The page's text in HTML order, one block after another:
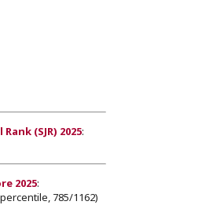
(SJR) 2025:
2025:
785/1162)